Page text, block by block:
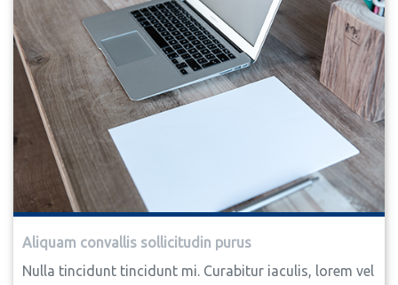
Aliquam convallis sollicitudin purus
Nulla tincidunt tincidunt mi. Curabitur iaculis, lorem vel